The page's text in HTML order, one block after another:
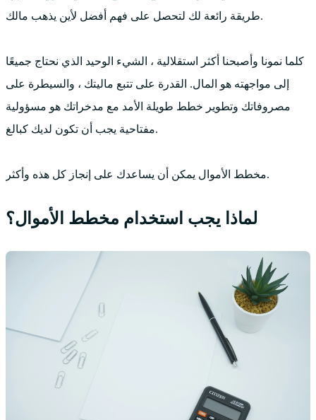
طريقة رائعة لك لتحصل على فهم أفضل لأين يذهب مالك.
كلما نمونا وأصبحنا أكثر استقلالية ، الشيء الوحيد الذي نحتاج جميعًا
إلى مواجهته هو المال. القدرة على تتبع ماليتك ، والسيطرة على
مصروفاتك وتطوير خطط طويلة الأمد مع مدخراتك هو مسؤولية
مفتاحية يجب أن تكون لديك كبالغ.
مخطط الأموال يمكن أن يساعدك على إنجاز كل هذه وأكثر.
لماذا يجب استخدام مخطط الأموال؟